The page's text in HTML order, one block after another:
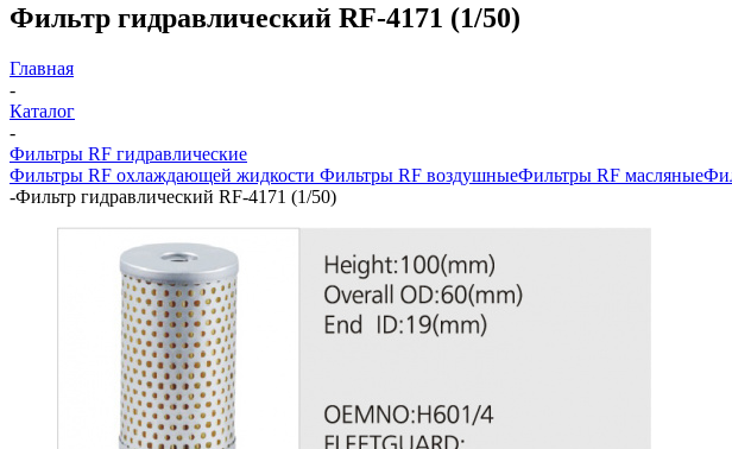
Фильтр гидравлический RF-4171 (1/50)
Главная
-
Каталог
-
Фильтры RF гидравлические
Фильтры RF охлаждающей жидкости Фильтры RF воздушныеФильтры RF масляные
-Фильтр гидравлический RF-4171 (1/50)